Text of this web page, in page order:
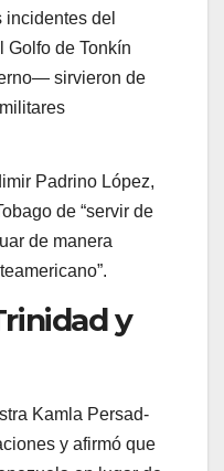
del
Golfo de Tonkín
sirvieron de
Padrino López,
de “servir de
de manera
y
Kamla Persad-
y afirmó que